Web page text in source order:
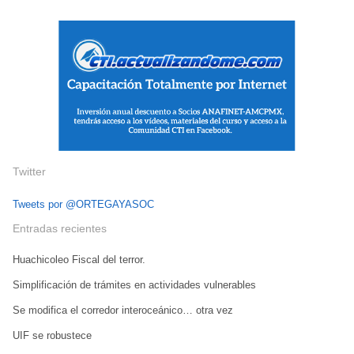
Twitter
Tweets por @ORTEGAYASOC
Entradas recientes
Huachicoleo Fiscal del terror.
Simplificación de trámites en actividades vulnerables
Se modifica el corredor interoceánico… otra vez
UIF se robustece